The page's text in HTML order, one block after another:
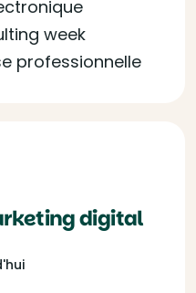
week
professionnelle
digital